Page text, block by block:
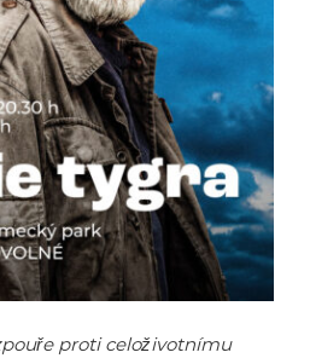
proti celoživotnímu